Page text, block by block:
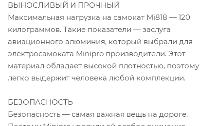
ВЫНОСЛИВЫЙ И ПРОЧНЫЙ
Максимальная нагрузка на самокат Mi818 — 120
килограммов. Такие показатели — заслуга
авиационного алюминия, который выбрали для
электросамоката Minipro производители. Этот
материал обладает высокой плотностью, поэтому
легко выдержит человека любой комплекции.
БЕЗОПАСНОСТЬ
Безопасность — самая важная вещь на дороге.